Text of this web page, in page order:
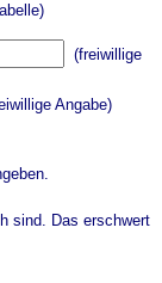
(freiwillige
Angabe)
sind. Das erschwert